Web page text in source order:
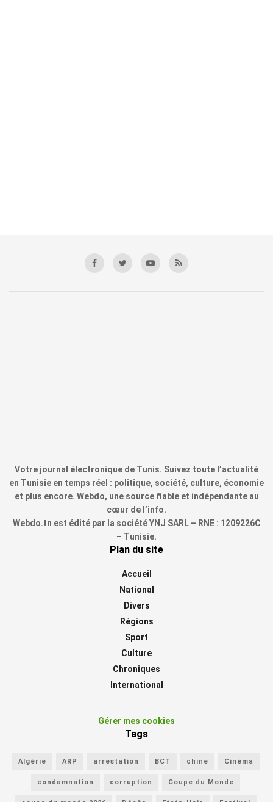
Votre journal électronique de Tunis. Suivez toute l’actualité
en Tunisie en temps réel : politique, société, culture, économie
et plus encore. Webdo, une source fiable et indépendante au
cœur de l’info.
Webdo.tn est édité par la société YNJ SARL – RNE : 1209226C
– Tunisie.
Plan du site
Accueil
National
Divers
Régions
Sport
Culture
Chroniques
International
Gérer mes cookies
Tags
Algérie ARP arrestation BCT chine Cinéma
condamnation corruption Coupe du Monde